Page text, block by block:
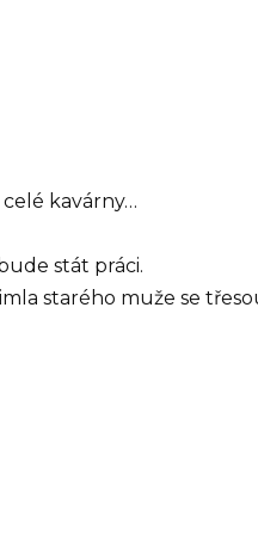
kavárny…
stát práci.
starého muže se